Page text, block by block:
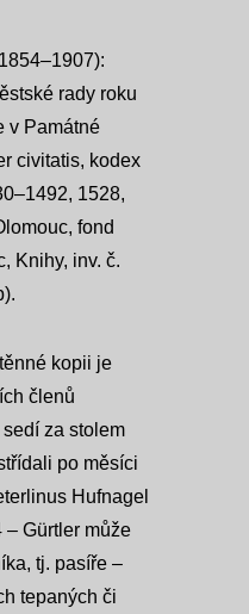
rady roku
v Památné
civitatis, kodex
1528,
fond
Knihy, inv. č.
kopii je
členů
za stolem
po měsíci
Hufnagel
– Gürtler může
tj. pasíře –
tepaných či